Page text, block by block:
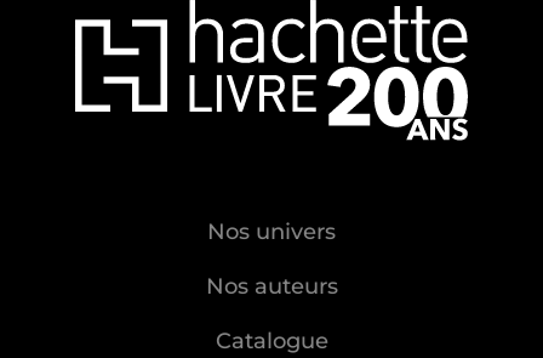
Nos univers
Nos auteurs
Catalogue